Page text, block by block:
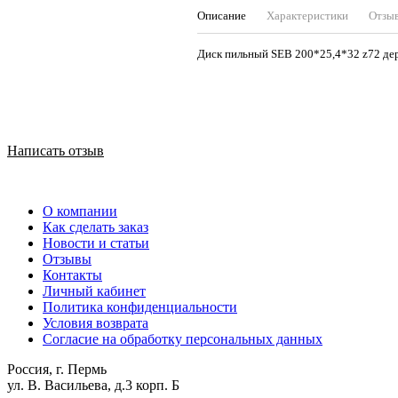
Описание Характеристики
Диск пильный SEB
Написать отзыв
О компании
Как сделать заказ
Новости и статьи
Отзывы
Контакты
Личный кабинет
Политика конфиденциальности
Условия возврата
Согласие на обработку персональных данных
Россия, г. Пермь
ул. В. Васильева, д.3 корп. Б